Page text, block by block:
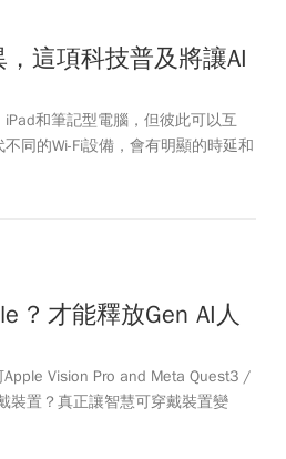
這項科技普及將讓AI
和筆記型電腦，但彼此可以互
同的Wi-Fi設備，會有明顯的時延和
? 才能釋放Gen AI人
Vision Pro and Meta Quest3 /
裝置？真正讓智慧可穿戴裝置變
理選擇，從人角度思考，既然五官